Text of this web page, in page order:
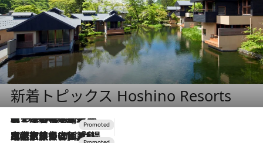
新着トピックス Hoshino Resorts
11 Hours Ago
【トンボの足水浴】ヒノキの香りに包まれて涼感マックス！約13℃の湧水かけ流しを避暑地「星野温泉 トンボの湯」で体験
2026.7.31
【ホテル帰省】という選択肢をOMOが提案。家族とほどよい距離を保つには「昼は実家、夜は気兼ねなくホテルで！」